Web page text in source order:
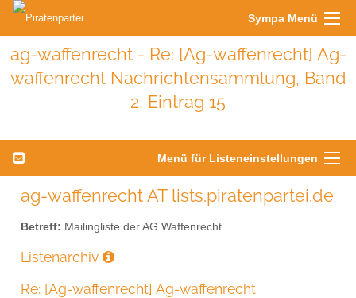
Sympa Menü
ag-waffenrecht - Re: [Ag-waffenrecht] Ag-
waffenrecht Nachrichtensammlung, Band
2, Eintrag 15
Menü für Listeneinstellungen
ag-waffenrecht AT lists.piratenpartei.de
Betreff: Mailingliste der AG Waffenrecht
Listenarchiv
Re: [Ag-waffenrecht] Ag-waffenrecht